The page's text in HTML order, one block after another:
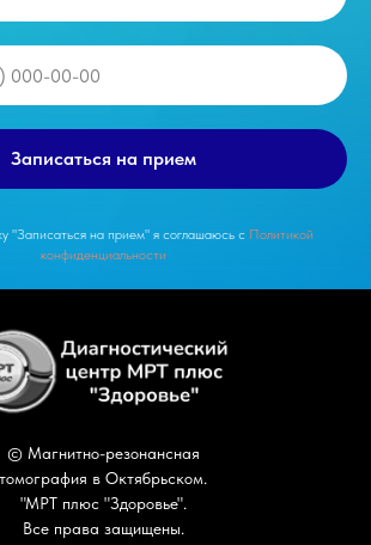
Записаться на прием
"Записаться на прием" я соглашаюсь с Политикой
конфиденциальности
© Магнитно-резонансная
томография в Октябрьском.
"МРТ плюс "Здоровье".
Все права защищены.